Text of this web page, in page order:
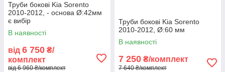
Труби бокові Kia Sorento
2010-2012, - основа Ø:42мм
є вибір
В наявності
від 6 750 ₴/
комплект
від 6 960 ₴/комплект
Труби бокові Kia Sorento
2010-2012, Ø:60 мм
В наявності
7 250 ₴/комплект
7 640 ₴/комплект